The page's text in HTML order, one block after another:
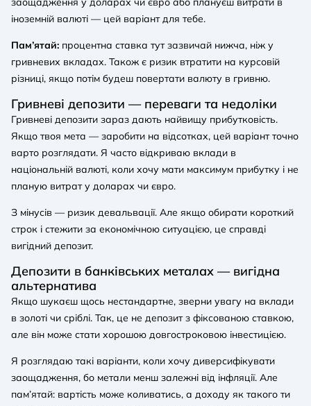
іноземній валюті — цей варіант для тебе.
Пам’ятай: процентна ставка тут зазвичай нижча, ніж у
гривневих вкладах. Також є ризик втратити на курсовій
різниці, якщо потім будеш повертати валюту в гривню.
Гривневі депозити — переваги та недоліки
Гривневі депозити зараз дають найвищу прибутковість.
Якщо твоя мета — заробити на відсотках, цей варіант точно
варто розглядати. Я часто відкриваю вклади в
національній валюті, коли хочу мати максимум прибутку і не
планую витрат у доларах чи євро.
З мінусів — ризик девальвації. Але якщо обирати короткий
строк і стежити за економічною ситуацією, це справді
вигідний депозит.
Депозити в банківських металах — вигідна
альтернатива
Якщо шукаєш щось нестандартне, зверни увагу на вклади
в золоті чи сріблі. Так, це не депозит з фіксованою ставкою,
але він може стати хорошою довгостроковою інвестицією.
Я розглядаю такі варіанти, коли хочу диверсифікувати
заощадження, бо метали менш залежні від інфляції. Але
пам’ятай: вартість може коливатись, а доходу як такого ти